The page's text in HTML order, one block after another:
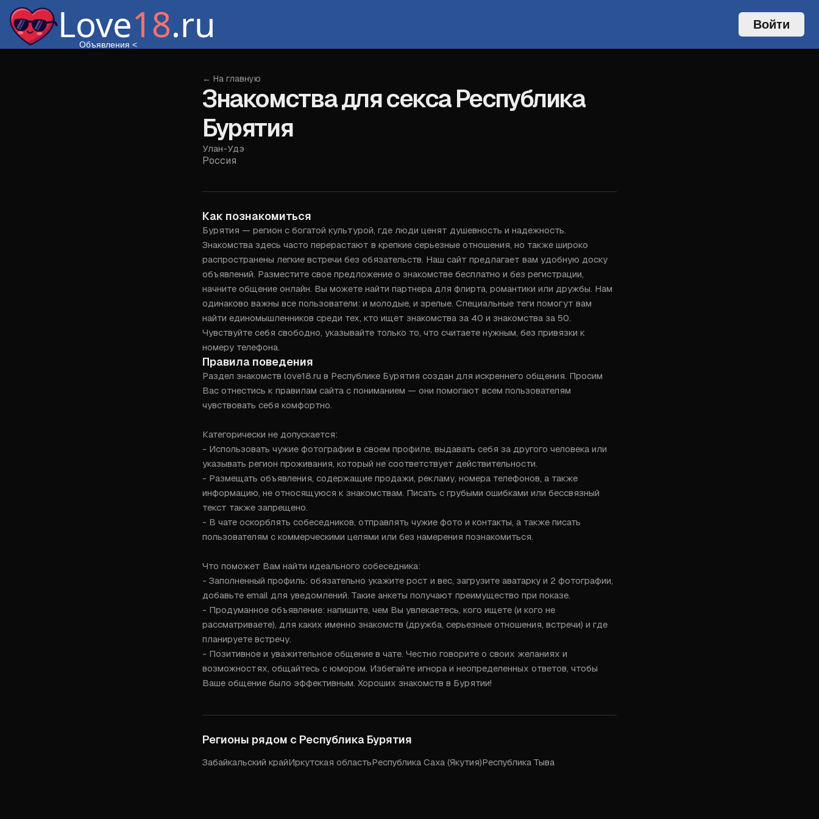
Love18.ru
Объявления <
Войти
← На главную
Знакомства для секса Республика
Бурятия
Улан-Удэ
Россия
Как познакомиться
Бурятия — регион с богатой культурой, где люди ценят душевность и надежность.
Знакомства здесь часто перерастают в крепкие серьезные отношения, но также широко
распространены легкие встречи без обязательств. Наш сайт предлагает вам удобную доску
объявлений. Разместите свое предложение о знакомстве бесплатно и без регистрации,
начните общение онлайн. Вы можете найти партнера для флирта, романтики или дружбы. Нам
одинаково важны все пользователи: и молодые, и зрелые. Специальные теги помогут вам
найти единомышленников среди тех, кто ищет знакомства за 40 и знакомства за 50.
Чувствуйте себя свободно, указывайте только то, что считаете нужным, без привязки к
номеру телефона.
Правила поведения
Раздел знакомств love18.ru в Республике Бурятия создан для искреннего общения. Просим
Вас отнестись к правилам сайта с пониманием — они помогают всем пользователям
чувствовать себя комфортно.
Категорически не допускается:
- Использовать чужие фотографии в своем профиле, выдавать себя за другого человека или
указывать регион проживания, который не соответствует действительности.
- Размещать объявления, содержащие продажи, рекламу, номера телефонов, а также
информацию, не относящуюся к знакомствам. Писать с грубыми ошибками или бессвязный
текст также запрещено.
- В чате оскорблять собеседников, отправлять чужие фото и контакты, а также писать
пользователям с коммерческими целями или без намерения познакомиться.
Что поможет Вам найти идеального собеседника:
- Заполненный профиль: обязательно укажите рост и вес, загрузите аватарку и 2 фотографии,
добавьте email для уведомлений. Такие анкеты получают преимущество при показе.
- Продуманное объявление: напишите, чем Вы увлекаетесь, кого ищете (и кого не
рассматриваете), для каких именно знакомств (дружба, серьезные отношения, встречи) и где
планируете встречу.
- Позитивное и уважительное общение в чате. Честно говорите о своих желаниях и
возможностях, общайтесь с юмором. Избегайте игнора и неопределенных ответов, чтобы
Ваше общение было эффективным. Хороших знакомств в Бурятии!
Регионы рядом с Республика Бурятия
Забайкальский крайИркутская областьРеспублика Саха (Якутия)Республика Тыва